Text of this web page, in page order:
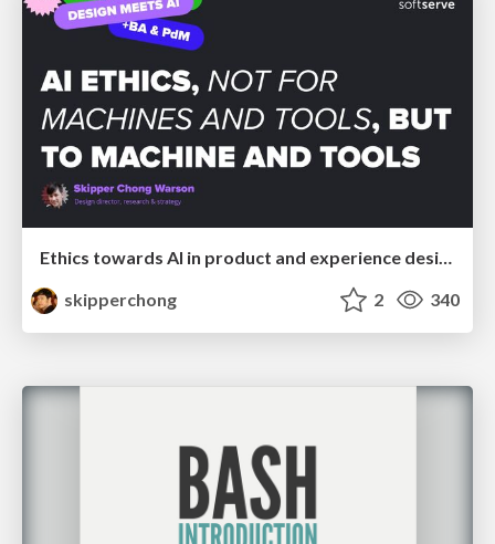
skipperchong
2 340